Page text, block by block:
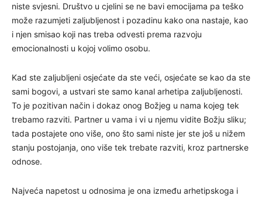
niste svjesni. Društvo u cjelini se ne bavi emocijama pa teško
može razumjeti zaljubljenost i pozadinu kako ona nastaje, kao
i njen smisao koji nas treba odvesti prema razvoju
emocionalnosti u kojoj volimo osobu.
Kad ste zaljubljeni osjećate da ste veći, osjećate se kao da ste
sami bogovi, a ustvari ste samo kanal arhetipa zaljubljenosti.
To je pozitivan način i dokaz onog Božjeg u nama kojeg tek
trebamo razviti. Partner u vama i vi u njemu vidite Božju sliku;
tada postajete ono više, ono što sami niste jer ste još u nižem
stanju postojanja, ono više tek trebate razviti, kroz partnerske
odnose.
Najveća napetost u odnosima je ona između arhetipskoga i